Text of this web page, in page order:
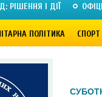
РІШЕННЯ І ДІЇ
ПОЛІТИКА СПОРТ